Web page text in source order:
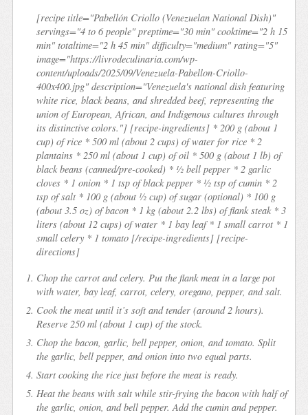
[recipe title="Pabellón Criollo (Venezuelan National Dish)"
servings="4 to 6 people" preptime="30 min" cooktime="2 h 15
min" totaltime="2 h 45 min" difficulty="medium" rating="5"
image="https://livrodeculinaria.com/wp-
content/uploads/2025/09/Venezuela-Pabellon-Criollo-
400x400.jpg" description="Venezuela's national dish featuring
white rice, black beans, and shredded beef, representing the
union of European, African, and Indigenous cultures through
its distinctive colors."] [recipe-ingredients] * 200 g (about 1
cup) of rice * 500 ml (about 2 cups) of water for rice * 2
plantains * 250 ml (about 1 cup) of oil * 500 g (about 1 lb) of
black beans (canned/pre-cooked) * ½ bell pepper * 2 garlic
cloves * 1 onion * 1 tsp of black pepper * ½ tsp of cumin * 2
tsp of salt * 100 g (about ½ cup) of sugar (optional) * 100 g
(about 3.5 oz) of bacon * 1 kg (about 2.2 lbs) of flank steak * 3
liters (about 12 cups) of water * 1 bay leaf * 1 small carrot * 1
small celery * 1 tomato [/recipe-ingredients] [recipe-
directions]
Chop the carrot and celery. Put the flank meat in a large pot
with water, bay leaf, carrot, celery, oregano, pepper, and salt.
Cook the meat until it’s soft and tender (around 2 hours).
Reserve 250 ml (about 1 cup) of the stock.
Chop the bacon, garlic, bell pepper, onion, and tomato. Split
the garlic, bell pepper, and onion into two equal parts.
Start cooking the rice just before the meat is ready.
Heat the beans with salt while stir-frying the bacon with half of
the garlic, onion, and bell pepper. Add the cumin and pepper.